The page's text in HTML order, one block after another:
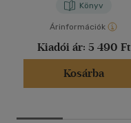
Könyv
Árinformációk
Kiadói ár: 5 490 Ft
Kosárba